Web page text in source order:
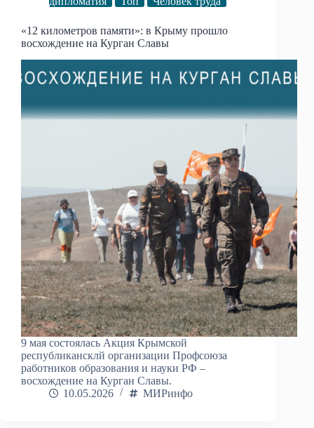
«12 километров памяти»: в Крыму прошло
восхождение на Курган Славы
9 мая состоялась Акция Крымской
республикансклй организации Профсоюза
работников образования и науки РФ –
восхождение на Курган Славы.
10.05.2026
МИРинфо